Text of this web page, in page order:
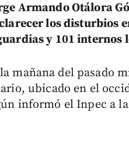
Armando Otálora
los disturbios
y 101 internos
mañana del pasado
ubicado en el
informó el Inpec a